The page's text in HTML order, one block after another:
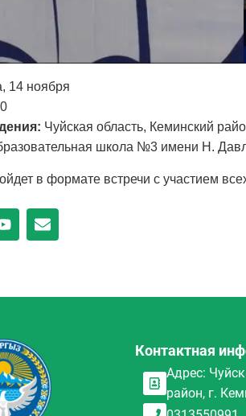
14 ноября
Чуйская область, Кеминский
школа №3 имени Н.
в формате встречи с участием
Контактная
Адрес:
район, г.